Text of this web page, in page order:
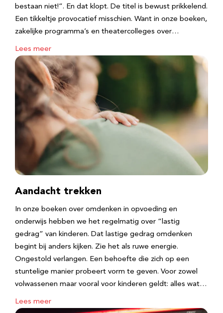
bestaan niet!”. En dat klopt. De titel is bewust prikkelend.
Een tikkeltje provocatief misschien. Want in onze boeken,
zakelijke programma’s en theatercolleges over…
Lees meer
Aandacht trekken
In onze boeken over omdenken in opvoeding en
onderwijs hebben we het regelmatig over “lastig
gedrag” van kinderen. Dat lastige gedrag omdenken
begint bij anders kijken. Zie het als ruwe energie.
Ongestold verlangen. Een behoefte die zich op een
stuntelige manier probeert vorm te geven. Voor zowel
volwassenen maar vooral voor kinderen geldt: alles wat…
Lees meer